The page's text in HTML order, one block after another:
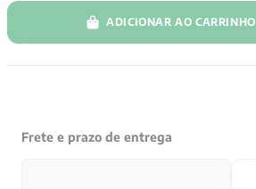
ADICIONAR AO CARRINHO
Frete e prazo de entrega